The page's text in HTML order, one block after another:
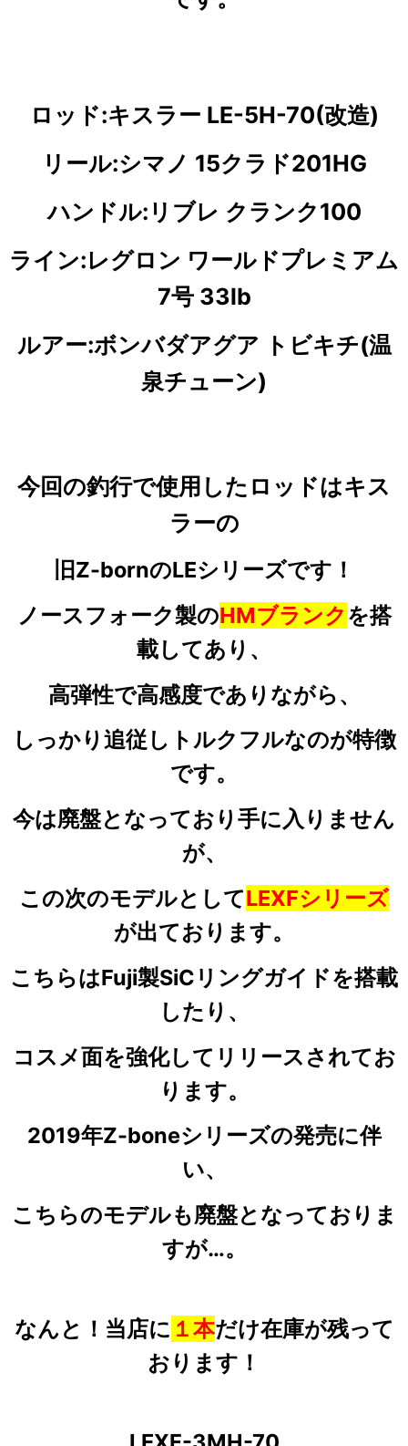
ロッド:キスラー LE-5H-70(改造)
リール:シマノ 15クラド201HG
ハンドル:リブレ クランク100
ライン:レグロン ワールドプレミアム
7号 33lb
ルアー:ボンバダアグア トビキチ(温
泉チューン)
今回の釣行で使用したロッドはキス
ラーの
旧Z-bornのLEシリーズです！
ノースフォーク製のHMブランク を搭
載してあり、
高弾性で高感度でありながら、
しっかり追従しトルクフルなのが特徴
です。
今は廃盤となっており手に入りません
が、
この次のモデルとしてLEXFシリーズ
が出ております。
こちらはFuji製SiCリングガイドを搭載
したり、
コスメ面を強化してリリースされてお
ります。
2019年Z-boneシリーズの発売に伴
い、
こちらのモデルも廃盤となっておりま
すが…。
なんと！当店に １本だけ在庫が残って
おります！